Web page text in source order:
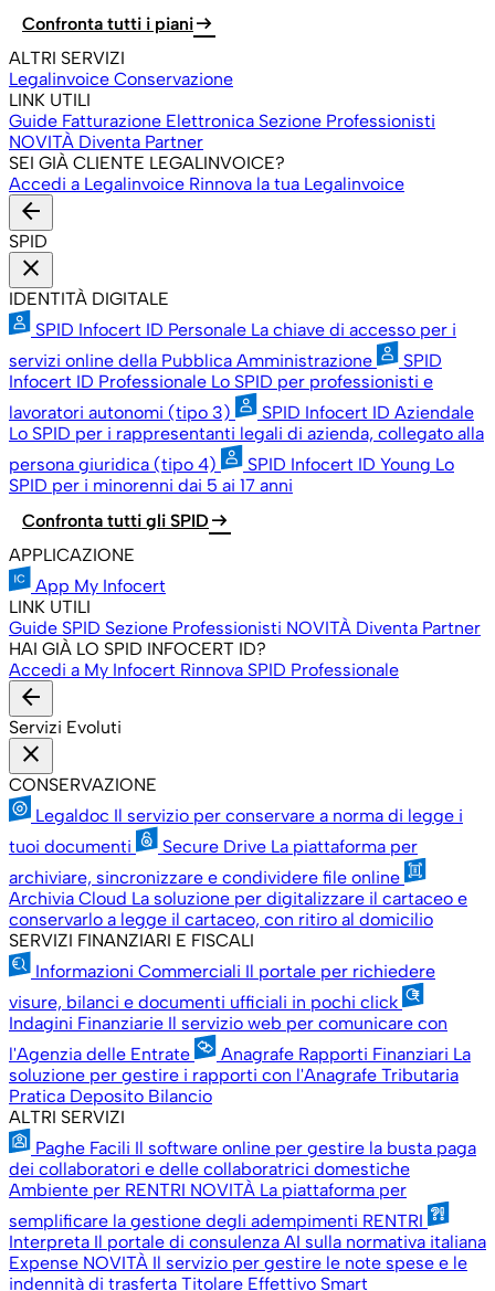
Confronta tutti i pianiarrow_right_alt
ALTRI SERVIZI
Legalinvoice Conservazione
LINK UTILI
Guide Fatturazione Elettronica Sezione Professionisti
NOVITÀ Diventa Partner
SEI GIÀ CLIENTE LEGALINVOICE?
Accedi a Legalinvoice Rinnova la tua Legalinvoice
arrow_back
SPID
close
IDENTITÀ DIGITALE
SPID Infocert ID Personale La chiave di accesso per i
servizi online della Pubblica Amministrazione
SPID
Infocert ID Professionale Lo SPID per professionisti e
lavoratori autonomi (tipo 3)
SPID Infocert ID Aziendale
Lo SPID per i rappresentanti legali di azienda, collegato alla
persona giuridica (tipo 4)
SPID Infocert ID Young Lo
SPID per i minorenni dai 5 ai 17 anni
Confronta tutti gli SPID arrow_right_alt
APPLICAZIONE
App My Infocert
LINK UTILI
Guide SPID Sezione Professionisti NOVITÀ Diventa Partner
HAI GIÀ LO SPID INFOCERT ID?
Accedi a My Infocert Rinnova SPID Professionale
arrow_back
Servizi Evoluti
close
CONSERVAZIONE
Legaldoc Il servizio per conservare a norma di legge i
tuoi documenti
Secure Drive La piattaforma per
archiviare, sincronizzare e condividere file online
Archivia Cloud La soluzione per digitalizzare il cartaceo e
conservarlo a legge il cartaceo, con ritiro al domicilio
SERVIZI FINANZIARI E FISCALI
Informazioni Commerciali Il portale per richiedere
visure, bilanci e documenti ufficiali in pochi click
Indagini Finanziarie Il servizio web per comunicare con
l'Agenzia delle Entrate
Anagrafe Rapporti Finanziari La
soluzione per gestire i rapporti con l'Anagrafe Tributaria
Pratica Deposito Bilancio
ALTRI SERVIZI
Paghe Facili Il software online per gestire la busta paga
dei collaboratori e delle collaboratrici domestiche
Ambiente per RENTRI NOVITÀ La piattaforma per
semplificare la gestione degli adempimenti RENTRI
Interpreta Il portale di consulenza AI sulla normativa italiana
Expense NOVITÀ Il servizio per gestire le note spese e le
indennità di trasferta Titolare Effettivo Smart